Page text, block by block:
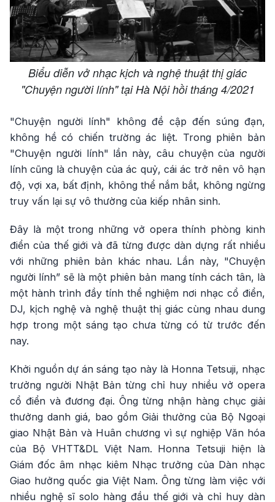
Biểu diễn vở nhạc kịch và nghệ thuật thị giác
"Chuyện người lính" tại Hà Nội hồi tháng 4/2021
"Chuyện người lính" không đề cập đến súng đạn,
không hề có chiến trường ác liệt. Trong phiên bản
"Chuyện người lính" lần này, câu chuyện của người
lính cũng là chuyện của ác quỷ, cái ác trở nên vô hạn
độ, vợi xa, bất định, không thể nắm bắt, không ngừng
truy vấn lại sự vô thường của kiếp nhân sinh.
Đây là một trong những vở opera thính phòng kinh
điển của thế giới và đã từng được dàn dựng rất nhiều
với những phiên bản khác nhau. Lần này, "Chuyện
người lính” sẽ là một phiên bản mang tính cách tân, là
một hành trình đầy tính thể nghiệm nơi nhạc cổ điển,
DJ, kịch nghệ và nghệ thuật thị giác cùng nhau dung
hợp trong một sáng tạo chưa từng có từ trước đến
nay.
Khởi nguồn dự án sáng tạo này là Honna Tetsuji, nhạc
trưởng người Nhật Bản từng chỉ huy nhiều vở opera
cổ điển và đương đại. Ông từng nhận hàng chục giải
thưởng danh giá, bao gồm Giải thưởng của Bộ Ngoại
giao Nhật Bản và Huân chương vì sự nghiệp Văn hóa
của Bộ VHTT&DL Việt Nam. Honna Tetsuji hiện là
Giám đốc âm nhạc kiêm Nhạc trưởng của Dàn nhạc
Giao hưởng quốc gia Việt Nam. Ông từng làm việc với
nhiều nghệ sĩ solo hàng đầu thế giới và chỉ huy dàn